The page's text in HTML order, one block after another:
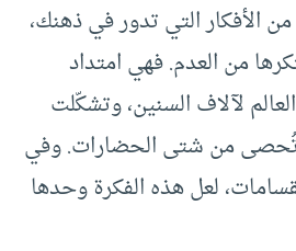
الأفكار التي تدور في ذهنك،
من العدم. فهي امتداد
لآلاف السنين، وتشكّلت
تُحصى من شتى الحضارات. وفي
لعل هذه الفكرة وحدها